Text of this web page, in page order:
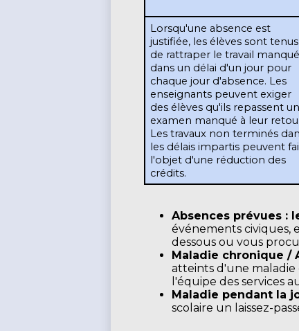
Lorsqu'une absence est
justifiée, les élèves sont tenus
de rattraper le travail manqué
dans un délai d'un jour pour
chaque jour d'absence. Les
enseignants peuvent exiger
des élèves qu'ils repassent un
examen manqué à leur
Les travaux non terminés
les délais impartis peuvent
l'objet d'une réduction des
crédits.
Absences prévues :
événements civiques,
dessous ou vous
Maladie chronique /
atteints d'une
l'équipe des services
Maladie pendant la
scolaire un laissez-